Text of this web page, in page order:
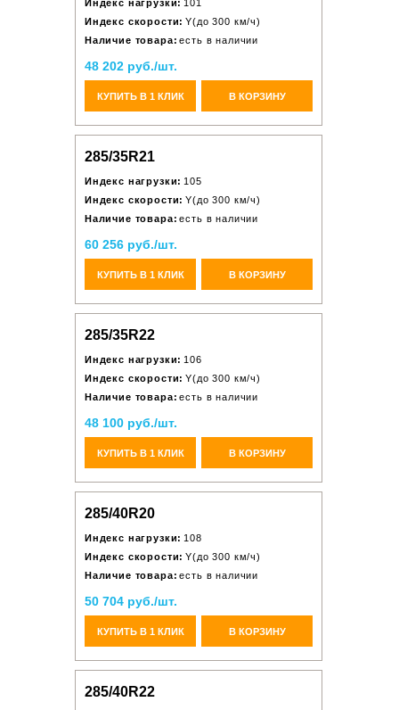
Индекс нагрузки: 101
Индекс скорости: Y(до 300 км/ч)
Наличие товара: есть в наличии
48 202 руб./шт.
КУПИТЬ В 1 КЛИК В КОРЗИНУ
285/35R21
Индекс нагрузки: 105
Индекс скорости: Y(до 300 км/ч)
Наличие товара: есть в наличии
60 256 руб./шт.
КУПИТЬ В 1 КЛИК В КОРЗИНУ
285/35R22
Индекс нагрузки: 106
Индекс скорости: Y(до 300 км/ч)
Наличие товара: есть в наличии
48 100 руб./шт.
КУПИТЬ В 1 КЛИК В КОРЗИНУ
285/40R20
Индекс нагрузки: 108
Индекс скорости: Y(до 300 км/ч)
Наличие товара: есть в наличии
50 704 руб./шт.
КУПИТЬ В 1 КЛИК В КОРЗИНУ
285/40R22